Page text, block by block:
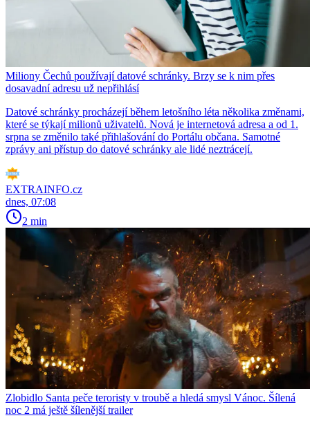
Miliony Čechů používají datové schránky. Brzy se k nim přes
dosavadní adresu už nepřihlásí
Datové schránky procházejí během letošního léta několika změnami,
které se týkají milionů uživatelů. Nová je internetová adresa a od 1.
srpna se změnilo také přihlašování do Portálu občana. Samotné
zprávy ani přístup do datové schránky ale lidé neztrácejí.
EXTRAINFO.cz
dnes, 07:08
2 min
Zlobidlo Santa peče teroristy v troubě a hledá smysl Vánoc. Šílená
noc 2 má ještě šílenější trailer